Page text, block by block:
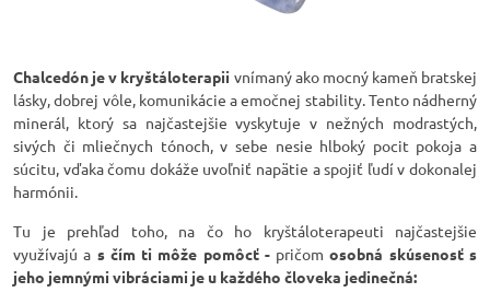
Chalcedón je v kryštáloterapii vnímaný ako mocný kameň bratskej
lásky, dobrej vôle, komunikácie a emočnej stability. Tento nádherný
minerál, ktorý sa najčastejšie vyskytuje v nežných modrastých,
sivých či mliečnych tónoch, v sebe nesie hlboký pocit pokoja a
súcitu, vďaka čomu dokáže uvoľniť napätie a spojiť ľudí v dokonalej
harmónii.
Tu je prehľad toho, na čo ho kryštáloterapeuti najčastejšie
využívajú a s čím ti môže pomôcť - pričom osobná skúsenosť s
jeho jemnými vibráciami je u každého človeka jedinečná: